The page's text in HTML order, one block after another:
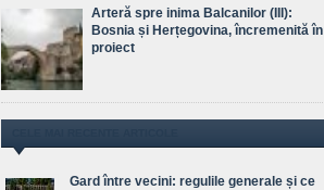
Arteră spre inima Balcanilor (III):
Bosnia și Herțegovina, încremenită în
proiect
Gard între vecini: regulile generale și ce